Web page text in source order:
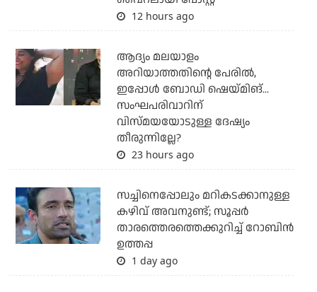
12 hours ago
ആദ്യം മലയാളം
അറിയാത്തതിന്റെ പേരില്‍,
ഇപ്പോള്‍ ബോഡി ഷെയ്മിങ്...
സംഘപരിവാറിന്
വിസ്മയയോടുള്ള ദേഷ്യം
തീരുന്നില്ലേ?
23 hours ago
സച്ചിനെപ്പോലും മറികടക്കാനുള്ള
കഴിവ് അവനുണ്ട്; സൂപ്പര്‍
താരത്തെരത്തെക്കുറിച്ച് റോബിന്‍
ഉത്തപ്പ
1 day ago